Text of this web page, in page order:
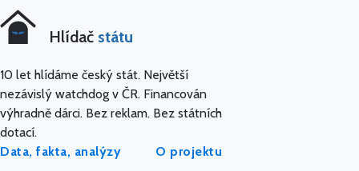
Hlídač státu
10 let hlídáme český stát. Největší
nezávislý watchdog v ČR. Financován
výhradně dárci. Bez reklam. Bez státních
dotací.
Data, fakta, analýzy
O projektu